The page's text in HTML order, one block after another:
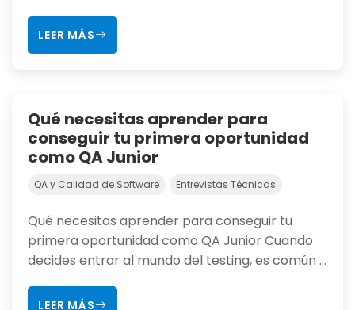
LEER MÁS
Qué necesitas aprender para
conseguir tu primera oportunidad
como QA Junior
QA y Calidad de Software Entrevistas Técnicas
Qué necesitas aprender para conseguir tu
primera oportunidad como QA Junior Cuando
decides entrar al mundo del testing, es común ...
LEER MÁS